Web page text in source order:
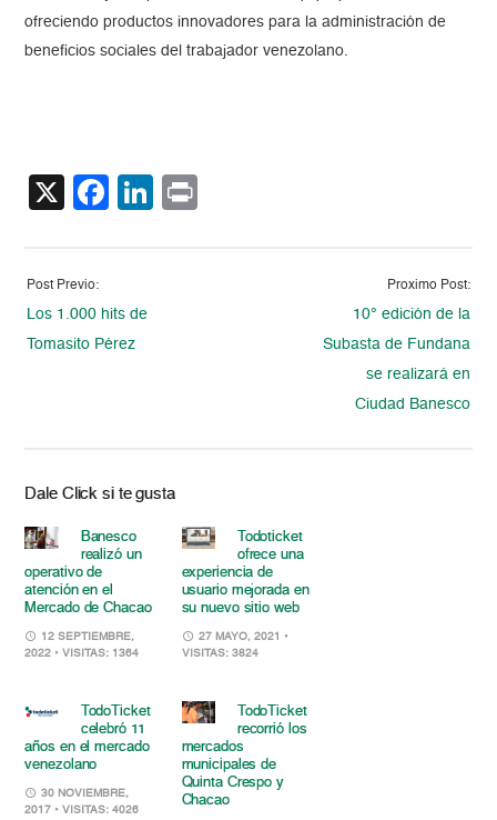
ofreciendo productos innovadores para la administración de
beneficios sociales del trabajador venezolano.
X Facebook
LinkedIn
Post Previo:
Los 1.000 hits de
Tomasito Pérez
Proximo Post:
10° edición de la
Subasta de Fundana
se realizará en
Ciudad Banesco
Dale Click si te gusta
Banesco
realizó un
operativo de
atención en el
Mercado de Chacao
12 SEPTIEMBRE,
2022 • VISITAS: 1364
Todoticket
ofrece una
experiencia de
usuario mejorada en
su nuevo sitio web
27 MAYO, 2021
•
VISITAS: 3824
TodoTicket
celebró 11
años en el mercado
venezolano
30 NOVIEMBRE,
2017 • VISITAS: 4026
TodoTicket
recorrió los
mercados
municipales de
Quinta Crespo y
Chacao